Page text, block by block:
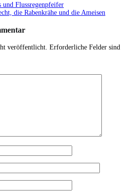
und Flussregenpfeifer
die Rabenkrähe und die Ameisen
veröffentlicht. Erforderliche Felder sind